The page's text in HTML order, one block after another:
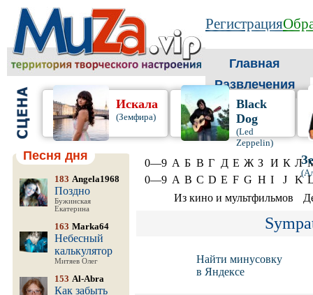
Регистрация
Главная
Развлечения
Искала
(Земфира)
Black
Dog
(Led
Zeppelin)
Песня дня
183 Angela1968
Поздно
Бужинская
Екатерина
163 Marka64
Небесный
калькулятор
Митяев Олег
153 Al-Abra
Как забыть
0—9 А Б В Г Д Е Ж З И К Л
0—9 A B C D E F G H I J K
Из кино и мультфильмов
Найти минусовку
в Яндексе